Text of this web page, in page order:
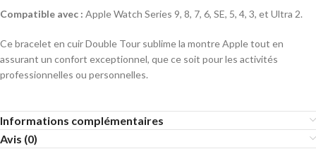
Compatible avec : Apple Watch Series 9, 8, 7, 6, SE, 5, 4, 3, et Ultra 2.
Ce bracelet en cuir Double Tour sublime la montre Apple tout en
assurant un confort exceptionnel, que ce soit pour les activités
professionnelles ou personnelles.
Informations complémentaires
Avis (0)